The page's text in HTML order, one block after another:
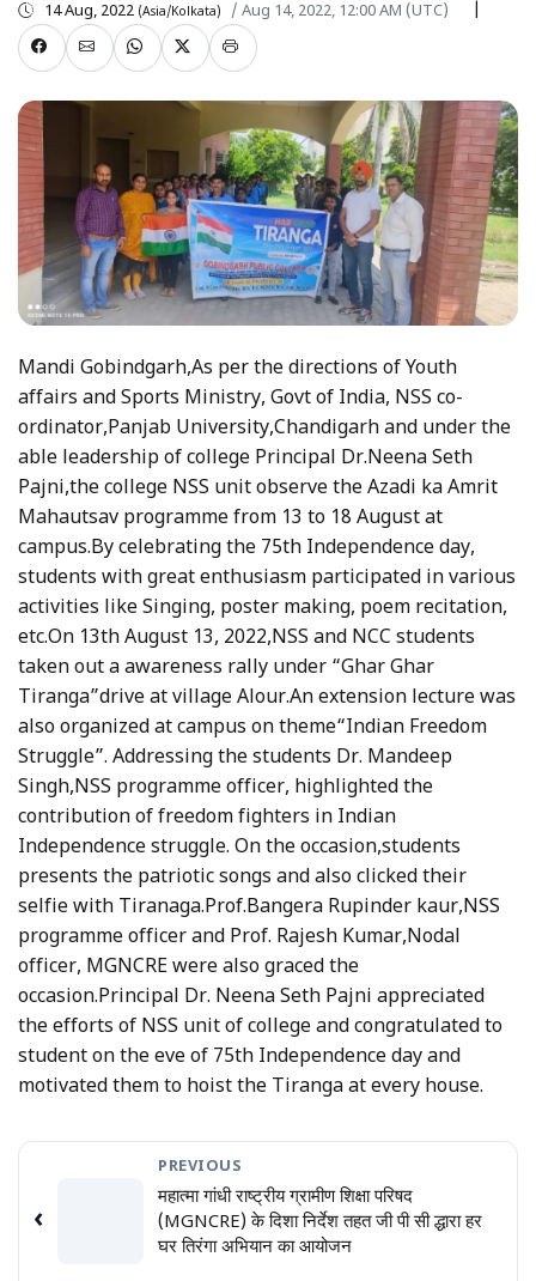
14 Aug, 2022 (Asia/Kolkata) / Aug 14, 2022, 12:00 AM (UTC)
Mandi Gobindgarh,As per the directions of Youth
affairs and Sports Ministry, Govt of India, NSS co-
ordinator,Panjab University,Chandigarh and under the
able leadership of college Principal Dr.Neena Seth
Pajni,the college NSS unit observe the Azadi ka Amrit
Mahautsav programme from 13 to 18 August at
campus.By celebrating the 75th Independence day,
students with great enthusiasm participated in various
activities like Singing, poster making, poem recitation,
etc.On 13th August 13, 2022,NSS and NCC students
taken out a awareness rally under “Ghar Ghar
Tiranga”drive at village Alour.An extension lecture was
also organized at campus on theme“Indian Freedom
Struggle”. Addressing the students Dr. Mandeep
Singh,NSS programme officer, highlighted the
contribution of freedom fighters in Indian
Independence struggle. On the occasion,students
presents the patriotic songs and also clicked their
selfie with Tiranaga.Prof.Bangera Rupinder kaur,NSS
programme officer and Prof. Rajesh Kumar,Nodal
officer, MGNCRE were also graced the
occasion.Principal Dr. Neena Seth Pajni appreciated
the efforts of NSS unit of college and congratulated to
student on the eve of 75th Independence day and
motivated them to hoist the Tiranga at every house.
‹
PREVIOUS
महात्मा गांधी राष्ट्रीय ग्रामीण शिक्षा परिषद
(MGNCRE) के दिशा निर्देश तहत जी पी सी द्धारा हर
घर तिरंगा अभियान का आयोजन